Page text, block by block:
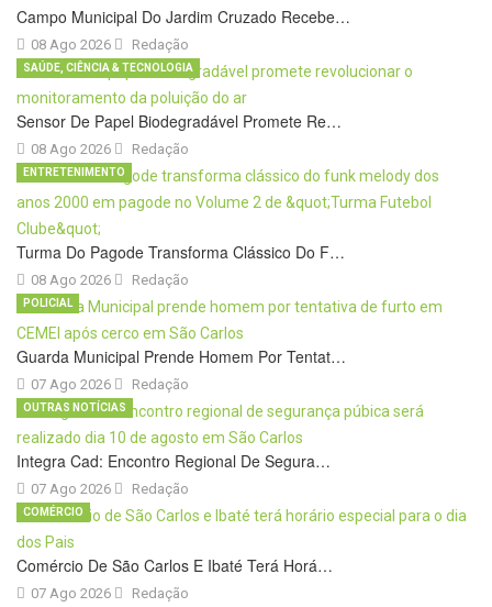
Campo Municipal Do Jardim Cruzado Recebe…
08 Ago 2026 Redação
Sensor De Papel Biodegradável Promete Re…
08 Ago 2026
SAÚDE, CIÊNCIA & TECNOLOGIA
Redação
Turma Do Pagode Transforma Clássico Do F…
08 Ago 2026
ENTRETENIMENTO
Redação
Guarda Municipal Prende Homem Por Tentat…
07 Ago 2026
POLICIAL
Redação
Integra Cad: Encontro Regional De Segura…
07 Ago 2026
OUTRAS NOTÍCIAS
Redação
Comércio De São Carlos E Ibaté Terá Horá…
07 Ago 2026
COMÉRCIO
Redação